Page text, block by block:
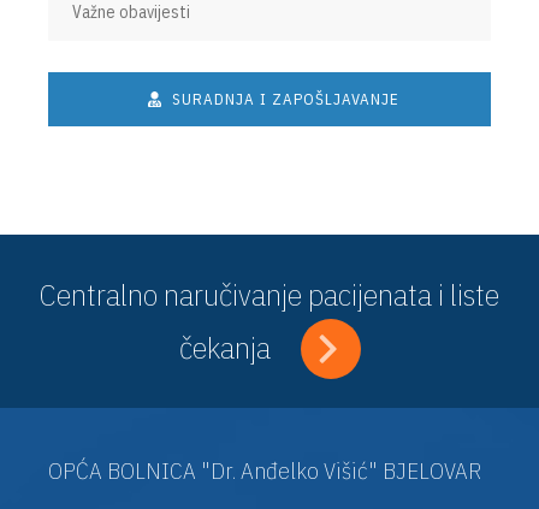
Važne obavijesti
SURADNJA I ZAPOŠLJAVANJE
Centralno naručivanje pacijenata i liste
čekanja
OPĆA BOLNICA "Dr. Anđelko Višić" BJELOVAR